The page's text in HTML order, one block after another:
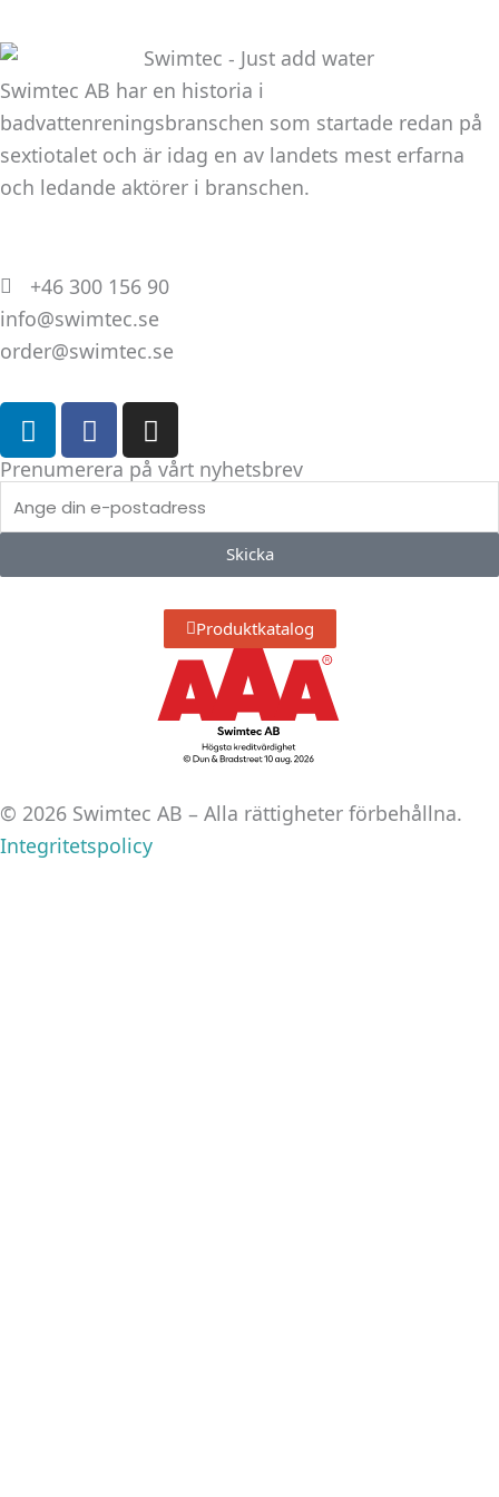
Swimtec AB har en historia i
badvattenreningsbranschen som startade redan på
sextiotalet och är idag en av landets mest erfarna
och ledande aktörer i branschen.
+46 300 156 90
info@swimtec.se
order@swimtec.se
L
i
n
k
e
i
F
a
c
e
b
o
I
n
s
t
a
r
a
m
Prenumerera på vårt nyhetsbrev
post
Skicka
Produktkatalog
© 2026 Swimtec AB – Alla rättigheter förbehållna.
Integritetspolicy